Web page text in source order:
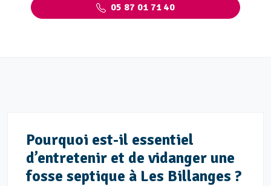
05 87 01 71 40
Pourquoi est-il essentiel
d’entretenir et de vidanger une
fosse septique à Les Billanges ?